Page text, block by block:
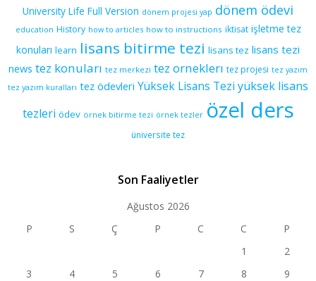
University Life Full Version dönem projesi yap dönem ödevi
education History how to articles how to instructions iktisat işletme tez
konuları learn lisans bitirme tezi lisans tez lisans tezi
news tez konuları tez merkezi tez orneklerı tez projesi tez yazım
tez yazım kuralları tez ödevleri Yüksek Lisans Tezi yüksek lisans
tezleri ödev örnek bitirme tezi örnek tezler özel ders
üniversite tez
Son Faaliyetler
Ağustos 2026
P
S Ç P C C
P
1
2
3
4 5 6 7 8
9